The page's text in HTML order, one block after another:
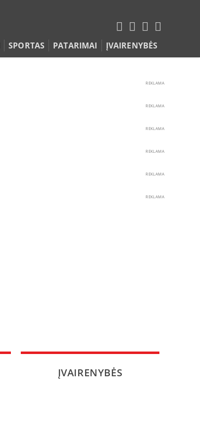
SPORTAS PATARIMAI ĮVAIRENYBĖS
REKLAMA
REKLAMA
REKLAMA
REKLAMA
REKLAMA
REKLAMA
ĮVAIRENYBĖS